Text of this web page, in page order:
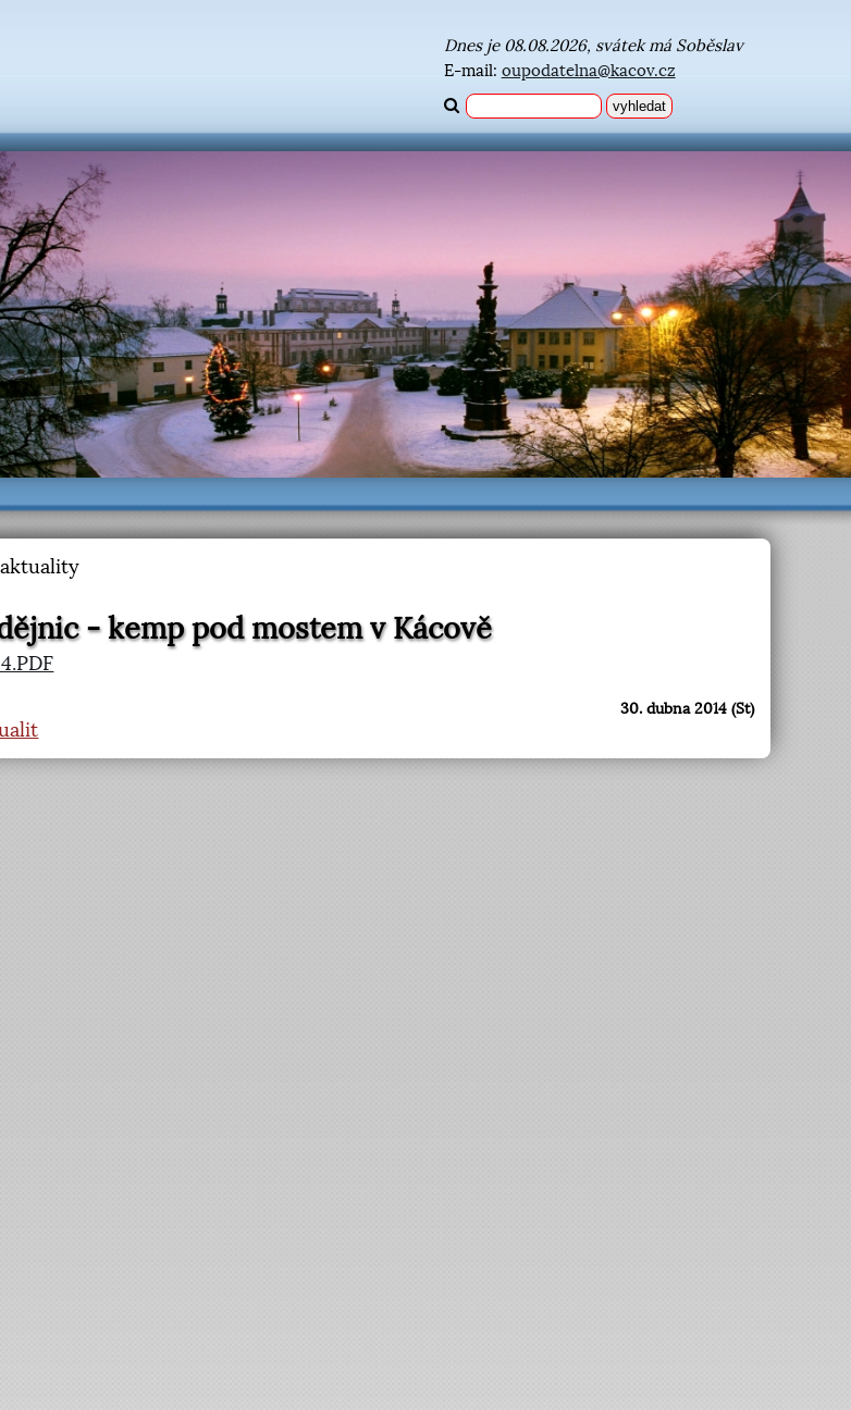
Dnes je 08.08.2026, svátek má Soběslav
E-mail: oupodatelna@kacov.cz
- kemp pod mostem v Kácově
30. dubna 2014 (St)